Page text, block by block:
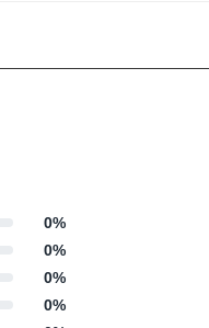
0%
0%
0%
0%